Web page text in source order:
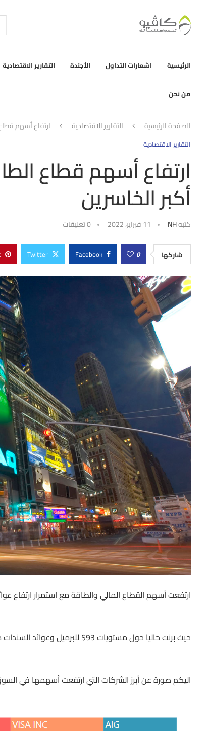
الرئيسية اشعارات التداول الأجندة التقارير الاقتصادية
من نحن
الصفحة الرئيسية التقارير الاقتصادية ارتفاع أسهم
التقارير الاقتصادية
ارتفاع أسهم قطاع
أكبر الخاسرين
كتبهNH 11 فبراير، 2022 0 تعليقات
شاركها 0
Facebook
Twitter
ارتفعت أسهم القطاع المالي والطاقة مع استمرار ارتفاع
حيث برنت حاليا حول مستويات 93$ للبرميل وعوائد السندات متماسكة على ارتفاعاتها عند 2.04% لأجل 10 أعوام.
اليكم صورة عن أبرز الشركات التي ارتفعت أسهمها في